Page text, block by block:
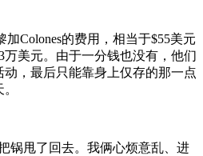
Colones的费用，相当于$55美元
美元。由于一分钱也没有，他们
，最后只能靠身上仅存的那一点
锅甩了回去。我俩心烦意乱、进